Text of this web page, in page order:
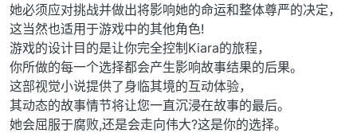
她必须应对挑战并做出将影响她的命运和整体尊严的决定，
这当然也适用于游戏中的其他角色!
游戏的设计目的是让你完全控制Kiara的旅程，
你所做的每一个选择都会产生影响故事结果的后果。
这部视觉小说提供了身临其境的互动体验，
其动态的故事情节将让您一直沉浸在故事的最后。
她会屈服于腐败,还是会走向伟大?这是你的选择。